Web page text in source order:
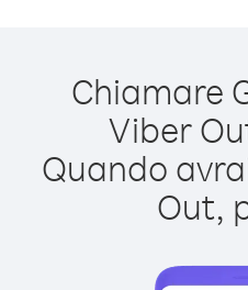
Chiamare
Viber
Quando
Out,